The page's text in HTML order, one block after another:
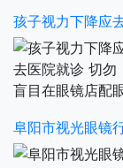
孩子视力下降应
阜阳市视光眼镜